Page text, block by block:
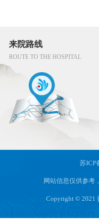
来院路线
ROUTE TO THE HOSPITAL
苏ICP
网站信息仅供参考
Copyright © 2021